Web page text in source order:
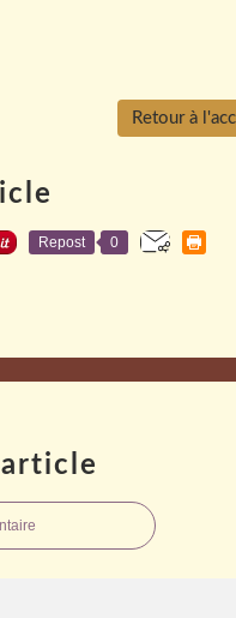
Retour à
Repost 0